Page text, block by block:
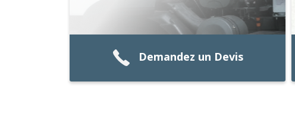
Demandez un Devis